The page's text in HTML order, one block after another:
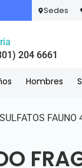
Sedes
204 6661
Hombres
FAUNO